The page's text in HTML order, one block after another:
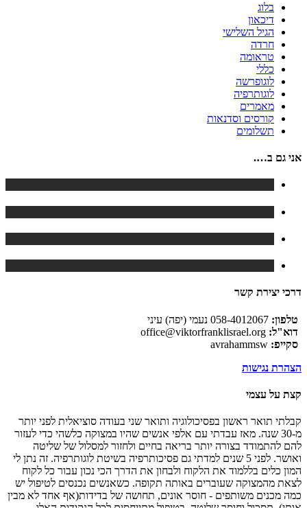
בלוג
דיכאון
הגיל השלישי
חרדה
טראומה
כללי
לוגופרשה
לוגותרפיה
מאמרים
קורסים וסדנאות
תשלומים
אני גם ב….
דרכי יצירת קשר
טלפון:
דוא"ל:
סקייפ:
הצהרת נגישות
קצת על עצמי
קבלתי תואר ראשון בפסיכולוגיה ותואר שני בעודה סוציאלית לפני יותר
מ-30 שנה. מאז עבדתי עם אלפי אנשים שהיו במצוקה כלשהי כדי לעזור
להם להתמודד בצורה יותר בריאה בחיים ולחזור למסלול של שליטה
ואושר. לפני 5 שנים למדתי גם פסיכותרפיה בשיטת לוגותרפיה. זה נתן לי
המון כלים בללמוד את הלקוח ולבחון את הדרך הכי נכון עבור כל לקוח
לצאת מהמצוקה שעוברים באותה תקופה. כשאנשים נכנסים לטיפול יש
כמה מכנים משותפים - חוסר אונים, תחושה של בדידות(אף אחד לא מבין